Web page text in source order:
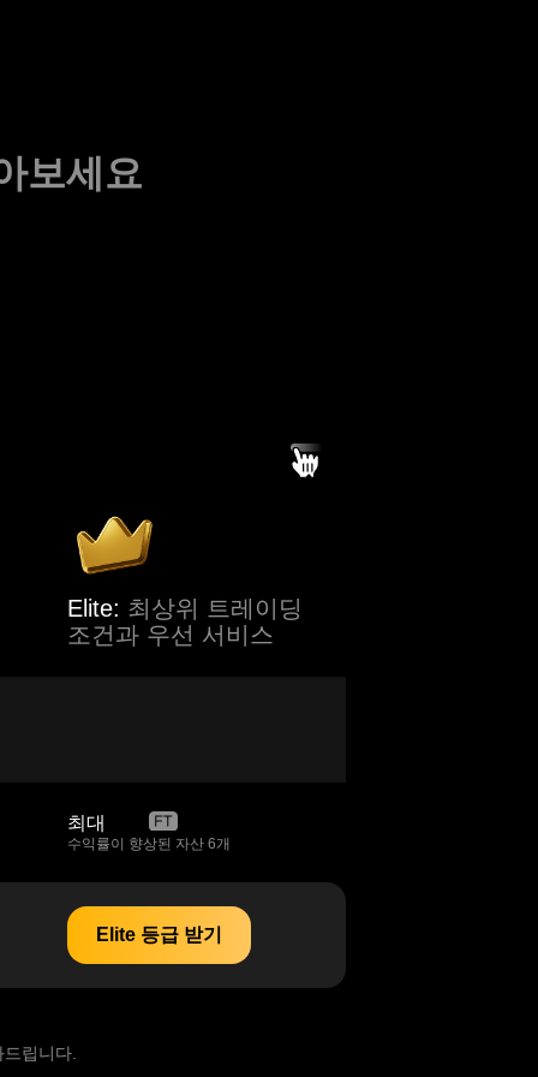
보세요
Elite: 최상위 트레이딩
조건과 우선 서비스
최대
수익률이 향상된 자산 6개
Elite 등급 받기
립니다.